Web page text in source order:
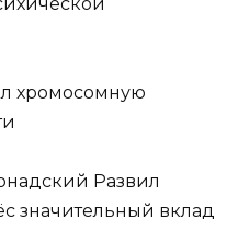
хромосомную
Развил
значительный вклад